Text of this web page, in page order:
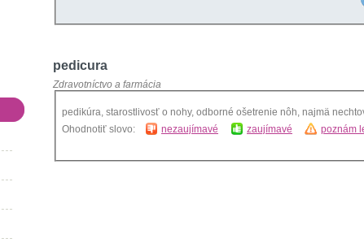
pedicura
Zdravotníctvo a farmácia
pedikúra, starostlivosť o nohy, odborné ošetrenie nôh, najmä
Ohodnotiť slovo:
nezaujímavé zaujímavé poznám